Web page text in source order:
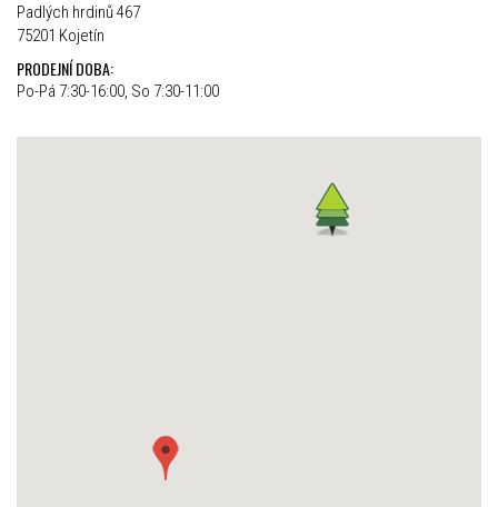
Padlých hrdinů 467
75201 Kojetín
PRODEJNÍ DOBA:
Po-Pá 7:30-16:00, So 7:30-11:00